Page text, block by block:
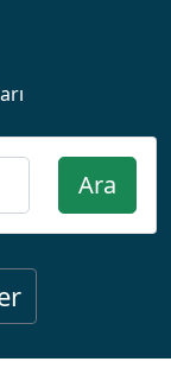
Ara